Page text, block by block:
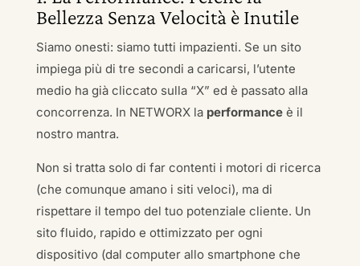
Bellezza Senza Velocità è Inutile
Siamo onesti: siamo tutti impazienti. Se un sito
impiega più di tre secondi a caricarsi, l’utente
medio ha già cliccato sulla “X” ed è passato alla
concorrenza. In NETWORX la performanceè il
nostro mantra.
Non si tratta solo di far contenti i motori di ricerca
(che comunque amano i siti veloci), ma di
rispettare il tempo del tuo potenziale cliente. Un
sito fluido, rapido e ottimizzato per ogni
dispositivo (dal computer allo smartphone che